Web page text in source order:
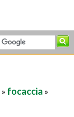
» focaccia »